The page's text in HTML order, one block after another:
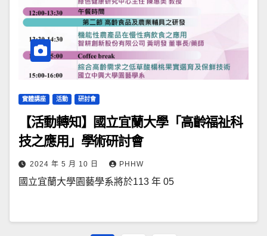
實體講座 活動 研討會
【活動轉知】國立宜蘭大學「高齡福祉科
技之應用」學術研討會
2024 年 5 月 10 日 PHHW
國立宜蘭大學園藝學系將於113 年 05